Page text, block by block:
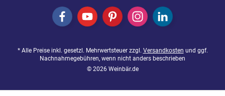
* Alle Preise inkl. gesetzl. Mehrwertsteuer zzgl. Versandkosten und ggf.
Nachnahmegebühren, wenn nicht anders beschrieben
© 2026 Weinbär.de